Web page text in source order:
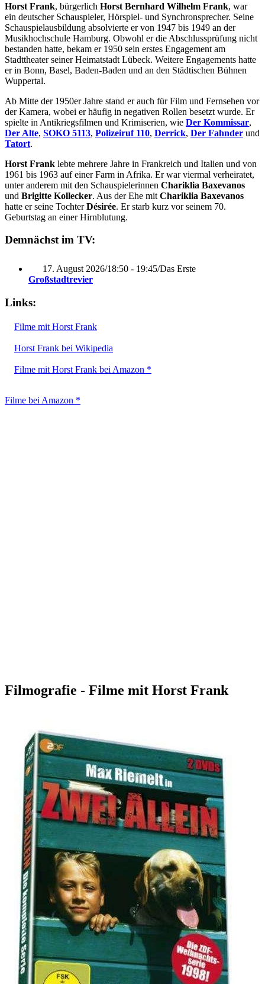
Horst Frank, bürgerlich Horst Bernhard Wilhelm Frank, war
ein deutscher Schauspieler, Hörspiel- und Synchronsprecher. Seine
Schauspielausbildung absolvierte er von 1947 bis 1949 an der
Musikhochschule Hamburg. Obwohl er die Abschlussprüfung nicht
bestanden hatte, bekam er 1950 sein erstes Engagement am
Stadttheater seiner Heimatstadt Lübeck. Weitere Engagements hatte
er in Bonn, Basel, Baden-Baden und an den Städtischen Bühnen
Wuppertal.
Ab Mitte der 1950er Jahre stand er auch für Film und Fernsehen vor
der Kamera, wobei er häufig in negativen Rollen besetzt wurde. Er
spielte in Antikriegsfilmen und Krimiserien, wie Der Kommissar,
Der Alte, SOKO 5113, Polizeiruf 110, Derrick, Der Fahnder und
Tatort.
Horst Frank lebte mehrere Jahre in Frankreich und Italien und von
1961 bis 1963 auf einer Farm in Afrika. Er war viermal verheiratet,
unter anderem mit den Schauspielerinnen Chariklia Baxevanos
und Brigitte Kollecker. Aus der Ehe mit Chariklia Baxevanos
hatte er seine TochterDésirée. Er starb kurz vor seinem 70.
Geburtstag an einer Hirnblutung.
Demnächst im TV:
17. August 2026/18:50 - 19:45/Das Erste
Großstadtrevier
Links:
Filme mit Horst Frank
Horst Frank bei Wikipedia
Filme mit Horst Frank bei Amazon *
Filme bei Amazon *
Filmografie - Filme mit Horst Frank